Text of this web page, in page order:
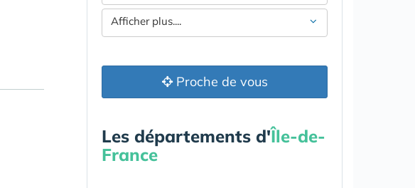
Afficher plus....
Proche de vous
Les départements d'Île-de-
France